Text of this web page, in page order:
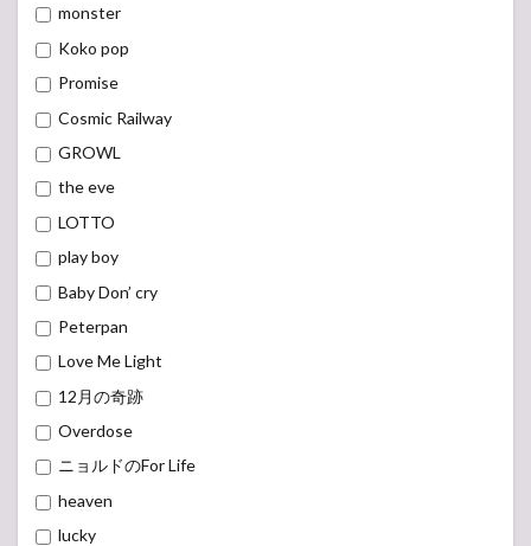
monster
Koko pop
Promise
Cosmic Railway
GROWL
the eve
LOTTO
play boy
Baby Don’ cry
Peterpan
Love Me Light
12月の奇跡
Overdose
ニョルドのFor Life
heaven
lucky